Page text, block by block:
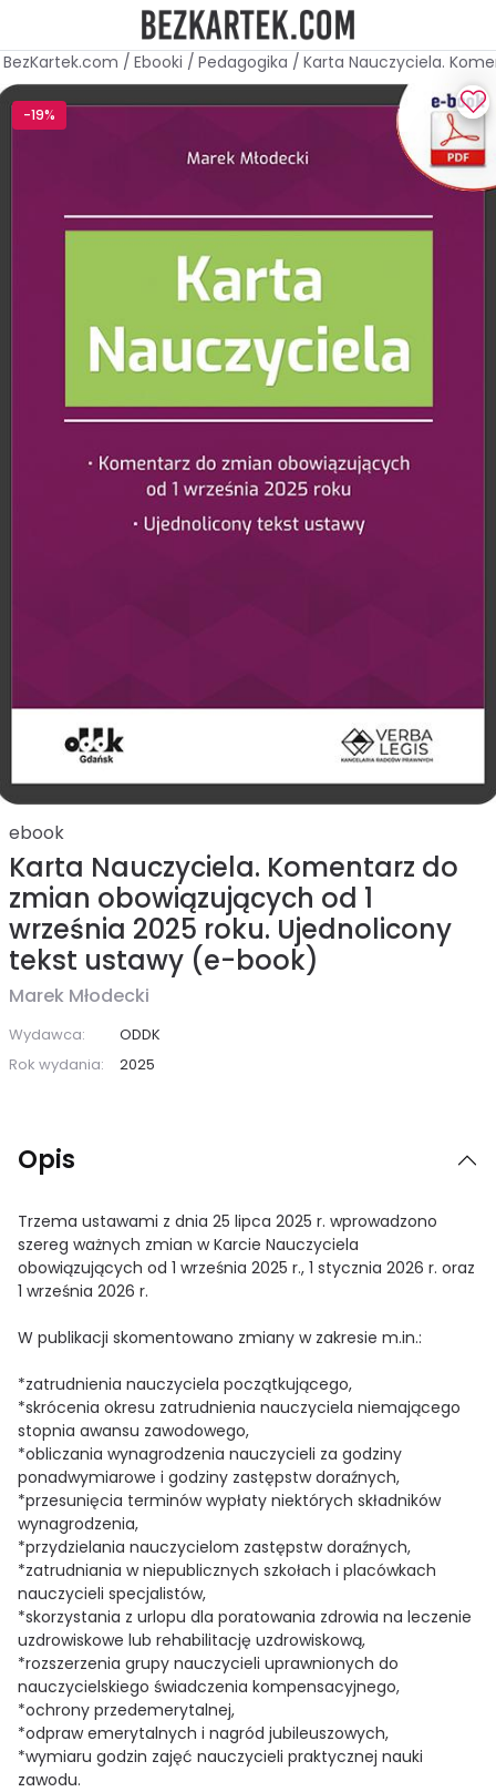
BezKartek.com / Ebooki / Pedagogika / Karta Nauczyciela.
-19%
ebook
Karta Nauczyciela. Komentarz do
zmian obowiązujących od 1
września 2025 roku. Ujednolicony
tekst ustawy (e-book)
Marek Młodecki
Wydawca:
ODDK
Rok wydania:
2025
Opis
Trzema ustawami z dnia 25 lipca 2025 r. wprowadzono
szereg ważnych zmian w Karcie Nauczyciela
obowiązujących od 1 września 2025 r., 1 stycznia 2026 r. oraz
1 września 2026 r.
W publikacji skomentowano zmiany w zakresie m.in.:
*zatrudnienia nauczyciela początkującego,
*skrócenia okresu zatrudnienia nauczyciela niemającego
stopnia awansu zawodowego,
*obliczania wynagrodzenia nauczycieli za godziny
ponadwymiarowe i godziny zastępstw doraźnych,
*przesunięcia terminów wypłaty niektórych składników
wynagrodzenia,
*przydzielania nauczycielom zastępstw doraźnych,
*zatrudniania w niepublicznych szkołach i placówkach
nauczycieli specjalistów,
*skorzystania z urlopu dla poratowania zdrowia na leczenie
uzdrowiskowe lub rehabilitację uzdrowiskową,
*rozszerzenia grupy nauczycieli uprawnionych do
nauczycielskiego świadczenia kompensacyjnego,
*ochrony przedemerytalnej,
*odpraw emerytalnych i nagród jubileuszowych,
*wymiaru godzin zajęć nauczycieli praktycznej nauki
zawodu.